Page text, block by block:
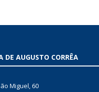
DE AUGUSTO CORRÊA
Miguel, 60